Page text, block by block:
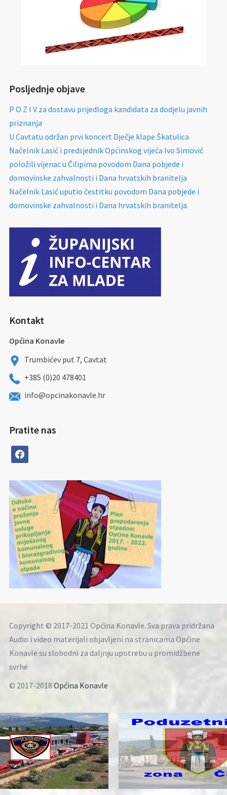
Posljednje objave
P O Z I V za dostavu prijedloga kandidata za dodjelu javnih
priznanja
U Cavtatu održan prvi koncert Dječje klape Škatulica
Načelnik Lasić i predsjednik Općinskog vijeća Ivo Simović
položili vijenac u Čilipima povodom Dana pobjede i
domovinske zahvalnosti i Dana hrvatskih branitelja
Načelnik Lasić uputio čestitku povodom Dana pobjede i
domovinske zahvalnosti i Dana hrvatskih branitelja
Kontakt
Općina Konavle
Trumbićev put 7, Cavtat
+385 (0)20 478401
info@opcinakonavle.hr
Pratite nas
facebook
Copyright © 2017-2021 Općina Konavle. Sva prava pridržana
Audio i video materijali objavljeni na stranicama Općine
Konavle su slobodni za daljnju upotrebu u promidžbene
svrhe
© 2017-2018 Općina Konavle